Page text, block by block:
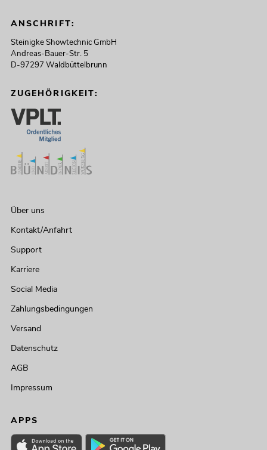
ANSCHRIFT:
Steinigke Showtechnic GmbH
Andreas-Bauer-Str. 5
D-97297 Waldbüttelbrunn
ZUGEHÖRIGKEIT:
Über uns
Kontakt/Anfahrt
Support
Karriere
Social Media
Zahlungsbedingungen
Versand
Datenschutz
AGB
Impressum
APPS